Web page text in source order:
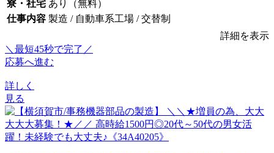
寮・社宅 あり（無料）
仕事内容 製造 / 自動車系工場 / 交替制
詳細を表示
＼最短45秒で完了／
応募へ進む
詳しく
見る